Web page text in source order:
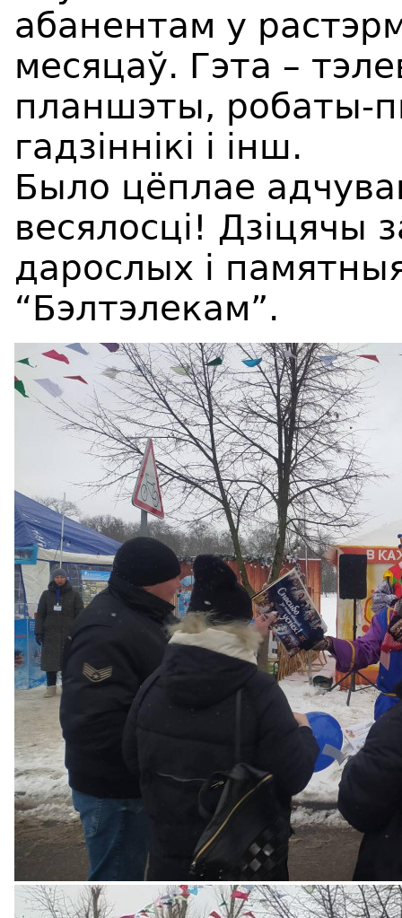
абанентам у
месяцаў. Гэта –
планшэты, робаты-
гадзіннікі і інш.
Было цёплае
весялосці! Дзіцячы
дарослых і
“Бэлтэлекам”.